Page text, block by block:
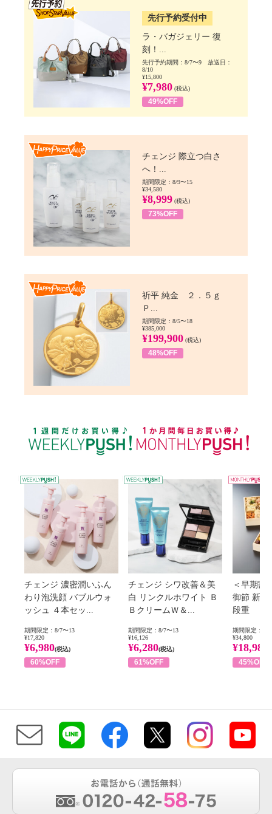
先行予約受付中
ラ・バガジェリー 復
刻！...
先行予約期間：8/7〜9 放送日：
8/10
¥15,800
¥7,980 (税込)
49%OFF
チェンジ 際立つ白さ
へ！...
期間限定：8/9〜15
¥34,580
¥8,999 (税込)
73%OFF
祈平 純金 ２．５ｇ
Ｐ...
期間限定：8/5〜18
¥385,000
¥199,900 (税込)
48%OFF
WEEKLY PUSH
チェンジ 濃密潤いふん
わり泡洗顔 バブルウォ
ッシュ ４本セッ...
期間限定：8/7〜13
¥17,820
¥6,980(税込)
60%OFF
チェンジ シワ改善＆美
白 リンクルホワイト Ｂ
ＢクリームＷ＆...
期間限定：8/7〜13
¥16,126
¥6,280(税込)
61%OFF
＜早期割
御節 新春
段重
期間限定：8/1
¥34,800
¥18,980
45%OFF